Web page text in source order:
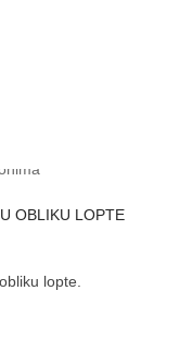
OBLIKU LOPTE
lopte.